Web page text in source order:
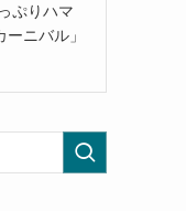
ぷりハマ
ニバル」